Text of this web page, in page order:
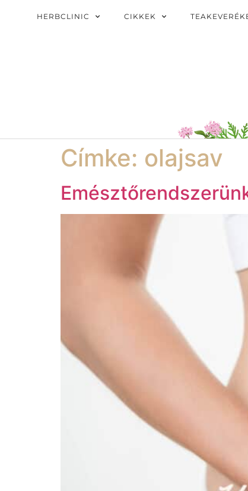
HERBCLINIC CIKKEK
Címke: olajsav